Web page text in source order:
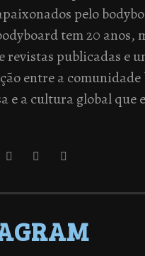
pelo
tem 20 anos,
revistas publicadas e
entre a
e a cultura global que